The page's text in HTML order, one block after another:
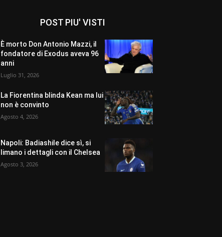
POST PIU' VISTI
È morto Don Antonio Mazzi, il
fondatore di Exodus aveva 96
anni
Luglio 31, 2026
La Fiorentina blinda Kean ma lui
non è convinto
Agosto 4, 2026
Napoli: Badiashile dice sì, si
limano i dettagli con il Chelsea
Agosto 3, 2026